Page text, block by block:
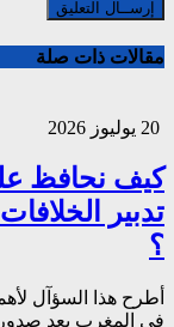
مقالات ذات صلة
كيف نحافظ
تدبير
؟
أطرح هذا السؤآل